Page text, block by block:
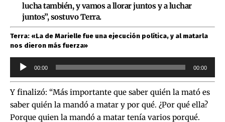
lucha también, y vamos a llorar juntos y a luchar
juntos”, sostuvo Terra.
Terra: «La de Marielle fue una ejecución política, y al matarla
nos dieron más fuerza»
Reproductor
de
audio
00:00 00:00
Y finalizó: “Más importante que saber quién la mató es
saber quién la mandó a matar y por qué. ¿Por qué ella?
Porque quien la mandó a matar tenía varios porqué.